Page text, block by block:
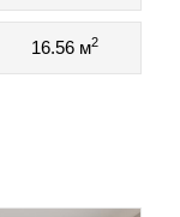
16.56 м2